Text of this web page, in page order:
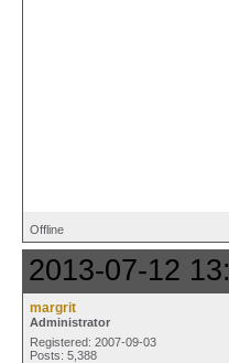
Offline
2013-07-12
margrit
Administrator
Registered: 2007-09-03
Posts: 5,388